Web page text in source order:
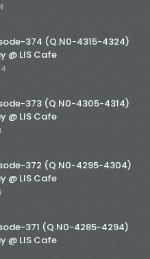
374 (Q.N0-4315-4324)
@ LIS Cafe
373 (Q.N0-4305-4314)
@ LIS Cafe
372 (Q.N0-4295-4304)
@ LIS Cafe
371 (Q.N0-4285-4294)
@ LIS Cafe